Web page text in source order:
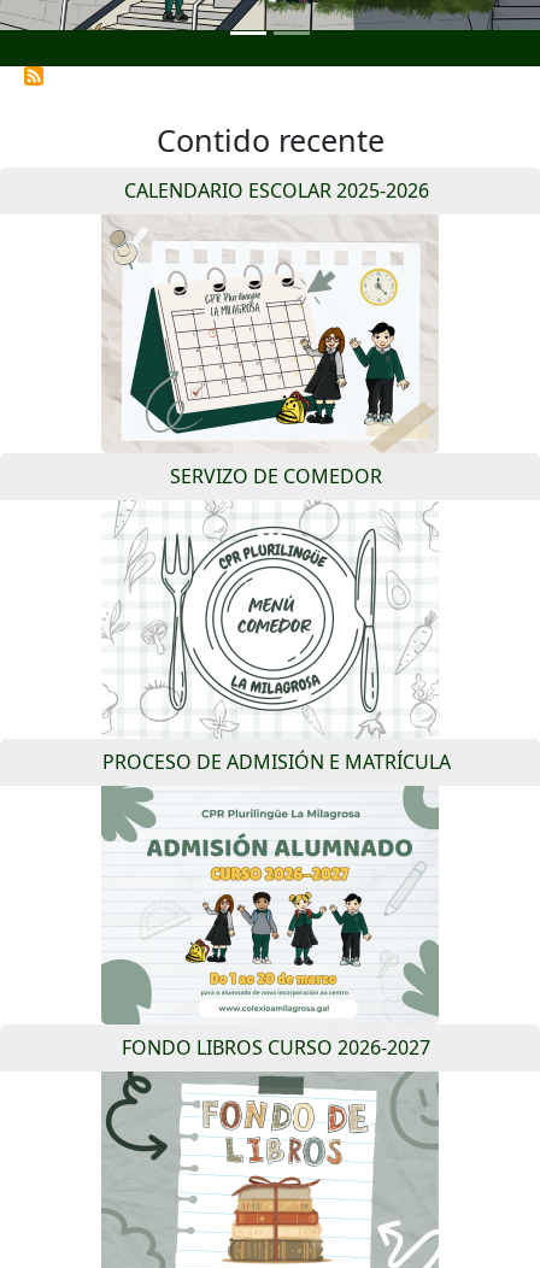
Contido recente
CALENDARIO ESCOLAR 2025-2026
SERVIZO DE COMEDOR
PROCESO DE ADMISIÓN E MATRÍCULA
FONDO LIBROS CURSO 2026-2027